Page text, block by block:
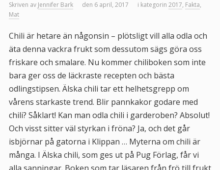
Skriven av Jennifer Bark den 6 april, 2017 i kategorin 2017, Fakta,
Mat
Chili är hetare än någonsin – plötsligt vill alla odla och
äta denna vackra frukt som dessutom sägs göra oss
friskare och smalare. Nu kommer chiliboken som inte
bara ger oss de läckraste recepten och bästa
odlingstipsen. Älska chili tar ett helhetsgrepp om
vårens starkaste trend. Blir pannkakor godare med
chili? Såklart! Kan man odla chili i garderoben? Absolut!
Och visst sitter väl styrkan i fröna? Ja, och det går
isbjörnar på gatorna i Klippan … Myterna om chili är
många. I Älska chili, som ges ut på Pug Förlag, får vi